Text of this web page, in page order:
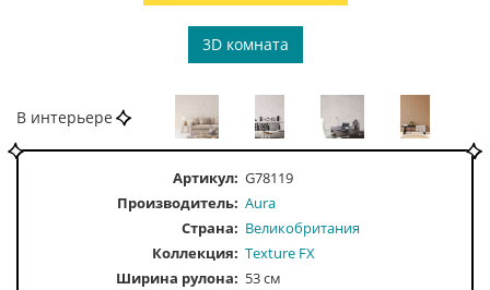
3D комната
В интерьере
Артикул: G78119
Производитель: Aura
Страна: Великобритания
Коллекция: Texture FX
Ширина рулона: 53 см